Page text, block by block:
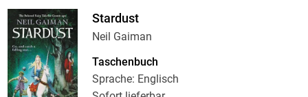
Stardust
Neil Gaiman
Taschenbuch
Sprache: Englisch